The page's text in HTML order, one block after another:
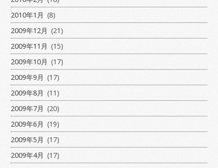
2010年1月 (8)
2009年12月 (21)
2009年11月 (15)
2009年10月 (17)
2009年9月 (17)
2009年8月 (11)
2009年7月 (20)
2009年6月 (19)
2009年5月 (17)
2009年4月 (17)